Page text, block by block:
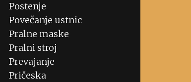
Postenje
Povečanje ustnic
Pralne maske
Pralni stroj
Prevajanje
Pričeska